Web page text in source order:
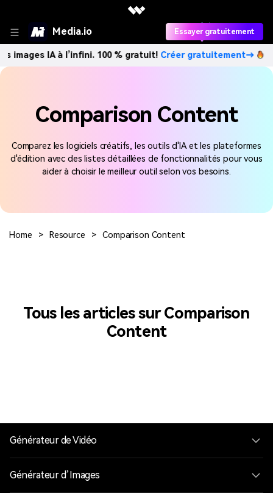
Media.io Essayer gratuitement
images IA à l’infini. 100 % gratuit!Créer gratuitement→
Comparison Content
Comparez les logiciels créatifs, les outils d'IA et les plateformes
d'édition avec des listes détaillées de fonctionnalités pour vous
aider à choisir le meilleur outil selon vos besoins.
Home > Resource > Comparison Content
Tous les articles sur Comparison
Content
Générateur de Vidéo
Générateur d’Images